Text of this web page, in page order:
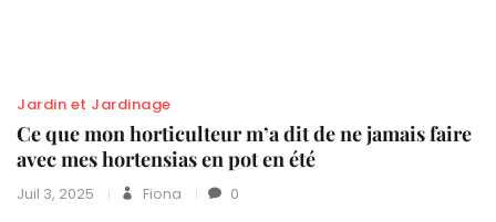
Jardin et Jardinage
Ce que mon horticulteur m’a dit de ne jamais faire
avec mes hortensias en pot en été
Juil 3, 2025 Fiona 0